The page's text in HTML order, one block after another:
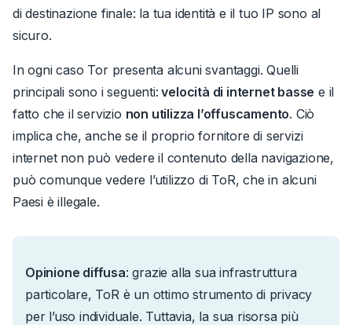
di destinazione finale: la tua identità e il tuo IP sono al
sicuro.
In ogni caso Tor presenta alcuni svantaggi. Quelli
principali sono i seguenti: velocità di internet basse e il
fatto che il servizio non utilizza l’offuscamento. Ciò
implica che, anche se il proprio fornitore di servizi
internet non può vedere il contenuto della navigazione,
può comunque vedere l’utilizzo di ToR, che in alcuni
Paesi è illegale.
Opinione diffusa: grazie alla sua infrastruttura
particolare, ToR è un ottimo strumento di privacy
per l’uso individuale. Tuttavia, la sua risorsa più